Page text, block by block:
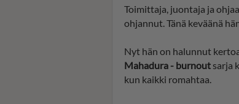
Toimittaja, juontaja ja
ohjannut. Tänä keväänä
Nyt hän on halunnut
Mahadura - burnout sarja
kun kaikki romahtaa.